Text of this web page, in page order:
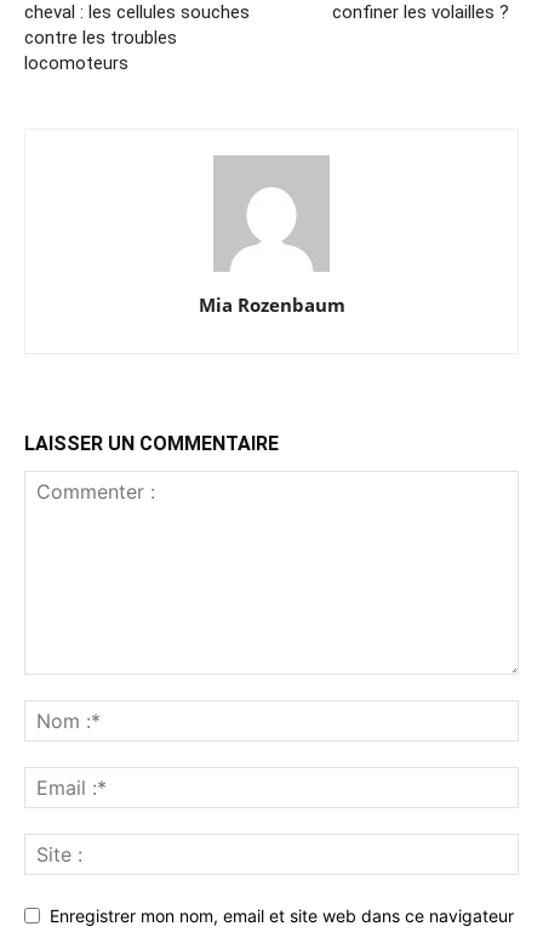
cheval : les cellules souches
contre les troubles
locomoteurs
confiner les volailles ?
Mia Rozenbaum
LAISSER UN COMMENTAIRE
Enregistrer mon nom, email et site web dans ce navigateur